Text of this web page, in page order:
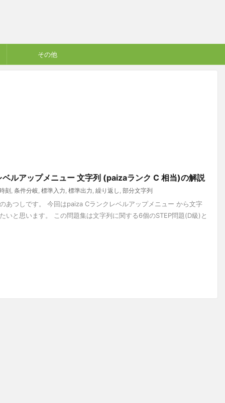
その他
ルアップメニュー 文字列 (paizaランク C 相当)の解説
刻, 条件分岐, 標準入力, 標準出力, 繰り返し , 部分文字列
あつしです。 今回はpaiza Cランクレベルアップメニュー から文字
いと思います。 この問題集は文字列に関する6個のSTEP問題(D級)と